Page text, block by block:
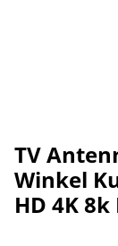
TV
Winkel
HD 4K